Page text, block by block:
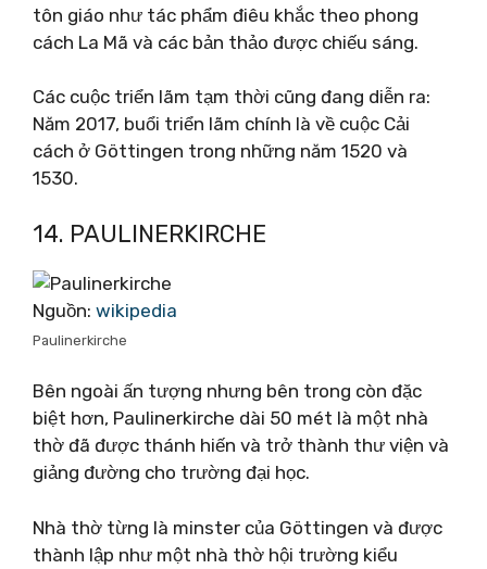
tôn giáo như tác phẩm điêu khắc theo phong
cách La Mã và các bản thảo được chiếu sáng.
Các cuộc triển lãm tạm thời cũng đang diễn ra:
Năm 2017, buổi triển lãm chính là về cuộc Cải
cách ở Göttingen trong những năm 1520 và
1530.
14. PAULINERKIRCHE
Nguồn: wikipedia
Paulinerkirche
Bên ngoài ấn tượng nhưng bên trong còn đặc
biệt hơn, Paulinerkirche dài 50 mét là một nhà
thờ đã được thánh hiến và trở thành thư viện và
giảng đường cho trường đại học.
Nhà thờ từng là minster của Göttingen và được
thành lập như một nhà thờ hội trường kiểu